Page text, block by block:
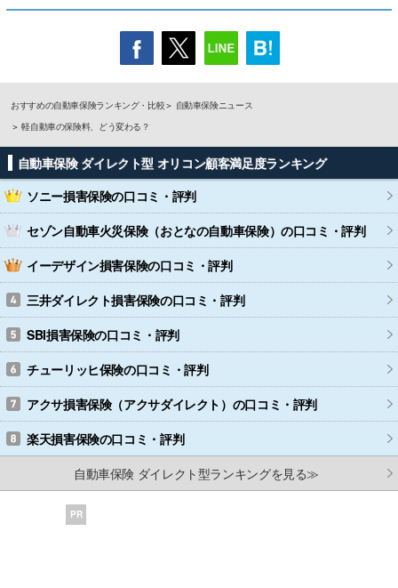
おすすめの自動車保険ランキング・比較
自動車保険ニュース
軽自動車の保険料、どう変わる？
自動車保険 ダイレクト型 オリコン顧客満足度ランキング
ソニー損害保険の口コミ・評判
セゾン自動車火災保険（おとなの自動車保険）の口コミ・評判
イーデザイン損害保険の口コミ・評判
三井ダイレクト損害保険の口コミ・評判
SBI損害保険の口コミ・評判
チューリッヒ保険の口コミ・評判
アクサ損害保険（アクサダイレクト） の口コミ・評判
楽天損害保険の口コミ・評判
自動車保険 ダイレクト型ランキングを見る≫
PR